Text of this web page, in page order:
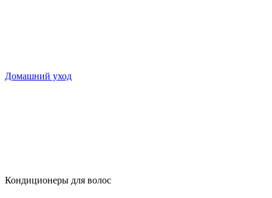
Домашний уход
Кондиционеры для волос